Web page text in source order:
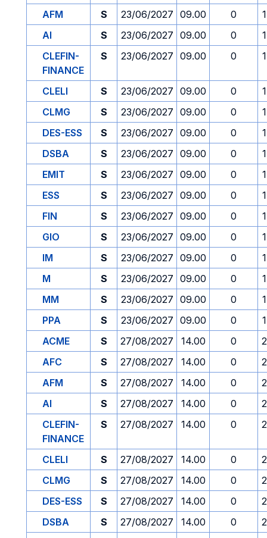
AFM
S 23/06/2027 09.00 0
AI
S 23/06/2027 09.00 0
CLEFIN-
FINANCE
S 23/06/2027 09.00 0
CLELI S 23/06/2027 09.00 0
CLMG
S 23/06/2027 09.00 0
DES-ESS
S 23/06/2027 09.00 0
DSBA
S 23/06/2027 09.00 0
EMIT
S 23/06/2027 09.00 0
ESS
S 23/06/2027 09.00 0
FIN
S 23/06/2027 09.00 0
GIO
S 23/06/2027 09.00 0
IM
S 23/06/2027 09.00 0
M
S 23/06/2027 09.00 0
MM
S 23/06/2027 09.00 0
PPA
S 23/06/2027 09.00 0
ACME
S 27/08/2027 14.00 0
AFC
S 27/08/2027 14.00 0
AFM
S 27/08/2027 14.00 0
AI
S 27/08/2027 14.00 0
CLEFIN-
FINANCE
S 27/08/2027 14.00 0
CLELI S 27/08/2027 14.00 0
CLMG
S 27/08/2027 14.00 0
DES-ESS
S 27/08/2027 14.00 0
DSBA
S 27/08/2027 14.00 0